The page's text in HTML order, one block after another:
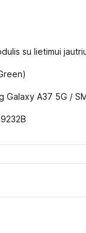
su lietimui
Galaxy A37 5G /